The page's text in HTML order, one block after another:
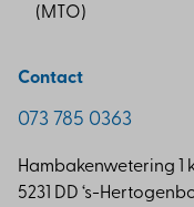
(MTO)
Contact
073 785 0363
Hambakenwetering 1
5231 DD ‘s-